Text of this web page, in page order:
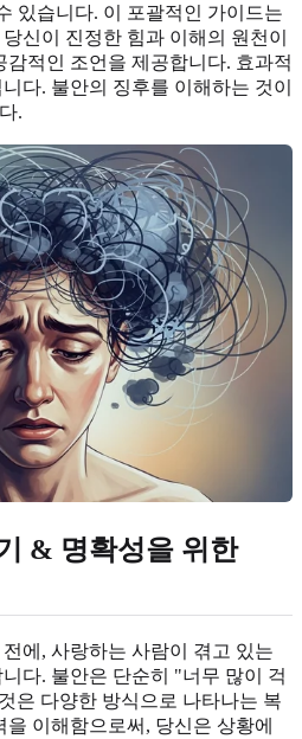
있습니다. 이 포괄적인 가이드는
신이 진정한 힘과 이해의 원천이
적인 조언을 제공합니다. 효과적
다. 불안의 징후를 이해하는 것이
.
& 명확성을 위한
에, 사랑하는 사람이 겪고 있는
다. 불안은 단순히 "너무 많이 걱
은 다양한 방식으로 나타나는 복
이해함으로써, 당신은 상황에